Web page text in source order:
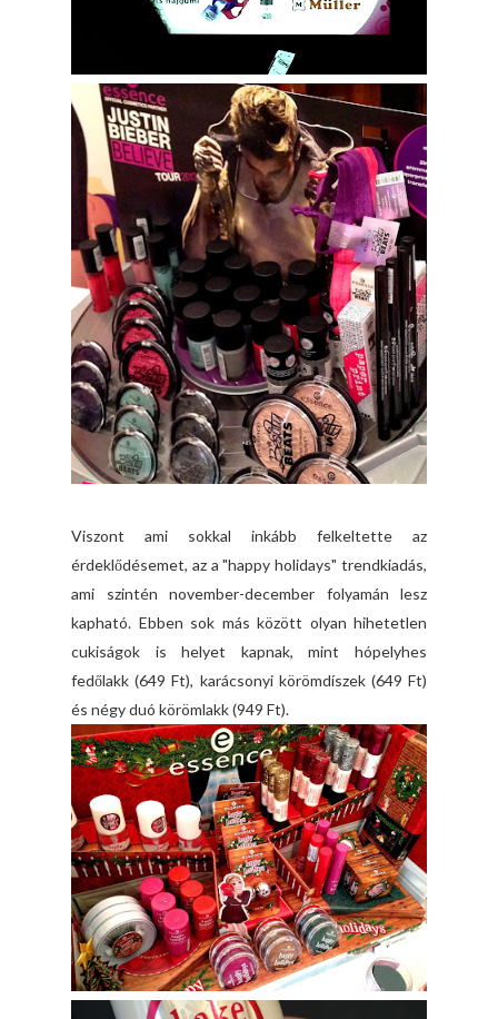
Viszont ami sokkal inkább felkeltette az
érdeklődésemet, az a "happy holidays" trendkiadás,
ami szintén november-december folyamán lesz
kapható. Ebben sok más között olyan hihetetlen
cukiságok is helyet kapnak, mint hópelyhes
fedőlakk (649 Ft), karácsonyi körömdíszek (649 Ft)
és négy duó körömlakk (949 Ft).